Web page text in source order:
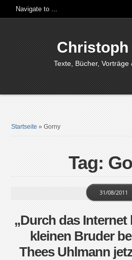
Christoph
Texte, Bücher, Vorträge
Startseite »Gorny
Tag:
„Durch das Internet
kleinen Bruder
Thees Uhlmann
31/08/2011